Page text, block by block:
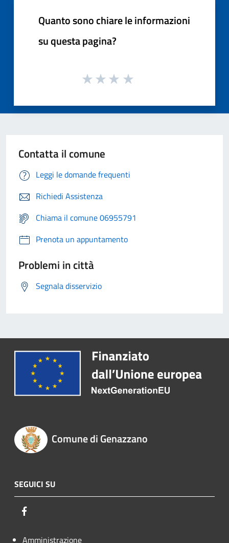
Quanto sono chiare le informazioni
su questa pagina?
Contatta il comune
Leggi le domande frequenti
Richiedi Assistenza
Chiama il comune 06955791
Prenota un appuntamento
Problemi in città
Segnala disservizio
Comune di Genazzano
SEGUICI SU
Amministrazione